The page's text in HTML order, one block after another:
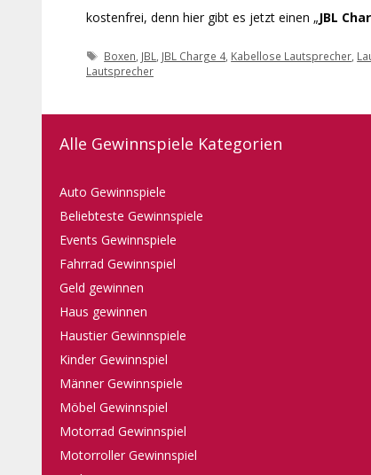
kostenfrei, denn hier gibt es jetzt einen „JBL
Schlagwörter
Boxen, JBL, JBL Charge 4, Kabellose Lautsprecher,
Lautsprecher
Alle Gewinnspiele Kategorien
Auto Gewinnspiele
Beliebteste Gewinnspiele
Events Gewinnspiele
Fahrrad Gewinnspiel
Geld gewinnen
Haus gewinnen
Haustier Gewinnspiele
Kinder Gewinnspiel
Männer Gewinnspiele
Möbel Gewinnspiel
Motorrad Gewinnspiel
Motorroller Gewinnspiel